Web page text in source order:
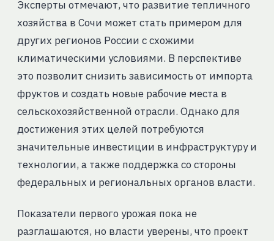
Эксперты отмечают, что развитие тепличного
хозяйства в Сочи может стать примером для
других регионов России с схожими
климатическими условиями. В перспективе
это позволит снизить зависимость от импорта
фруктов и создать новые рабочие места в
сельскохозяйственной отрасли. Однако для
достижения этих целей потребуются
значительные инвестиции в инфраструктуру и
технологии, а также поддержка со стороны
федеральных и региональных органов власти.
Показатели первого урожая пока не
разглашаются, но власти уверены, что проект